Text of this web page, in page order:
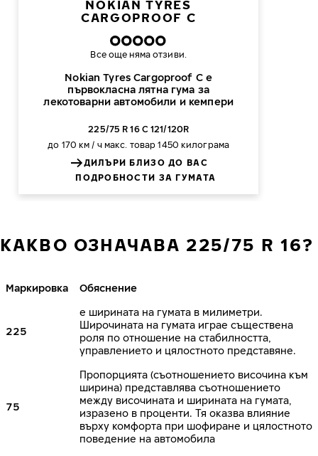
NOKIAN TYRES
CARGOPROOF C
Nokian Tyres Cargoproof C е
първокласна лятна гума за
лекотоварни автомобили и кемпери
Все още няма отзиви.
225/75 R 16 C 121/120R
до 170 км / ч макс. товар 1450 килограма
ДИЛЪРИ БЛИЗО ДО ВАС
ПОДРОБНОСТИ ЗА ГУМАТА
КАКВО ОЗНАЧАВА 225/75 R 16?
Маркировка Обяснение
225
е ширината на гумата в милиметри.
Широчината на гумата играе съществена
роля по отношение на стабилността,
управлението и цялостното представяне.
75
Пропорцията (съотношението височина към
ширина) представлява съотношението
между височината и ширината на гумата,
изразено в проценти. Тя оказва влияние
върху комфорта при шофиране и цялостното
поведение на автомобила